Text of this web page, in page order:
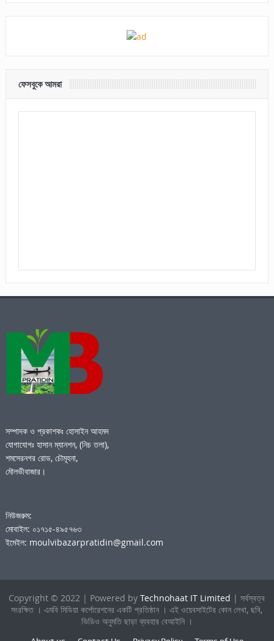
ফেসবুকে আমরা
সম্পাদক ও প্রকাশকঃ হোসাইন আহমদ
যোগাযোগঃ হাসান ম্যানশন, (নিচ তলা),
শমসেরনগর রোড, চৌমূহনা,
মৌলভীবাজার।
নিউজরুম:
মোবাইল: ০১৭১৫-৪৯৫৭৬৩
ইমেইল: moulvibazarpratidin@gmail.com
Copyright © 2022 | Powered byTechnohaat IT Limited | সর্বস্বত্ব
সংরক্ষিত । এমবি মিডিয়া কর্পোরেশনের একটি প্রতিষ্ঠান । এই ওয়েবসাইটের কোন লেখা, ছবি,
ভিডিও অনুমতি ছাড়া ব্যবহার বেআইনি ।